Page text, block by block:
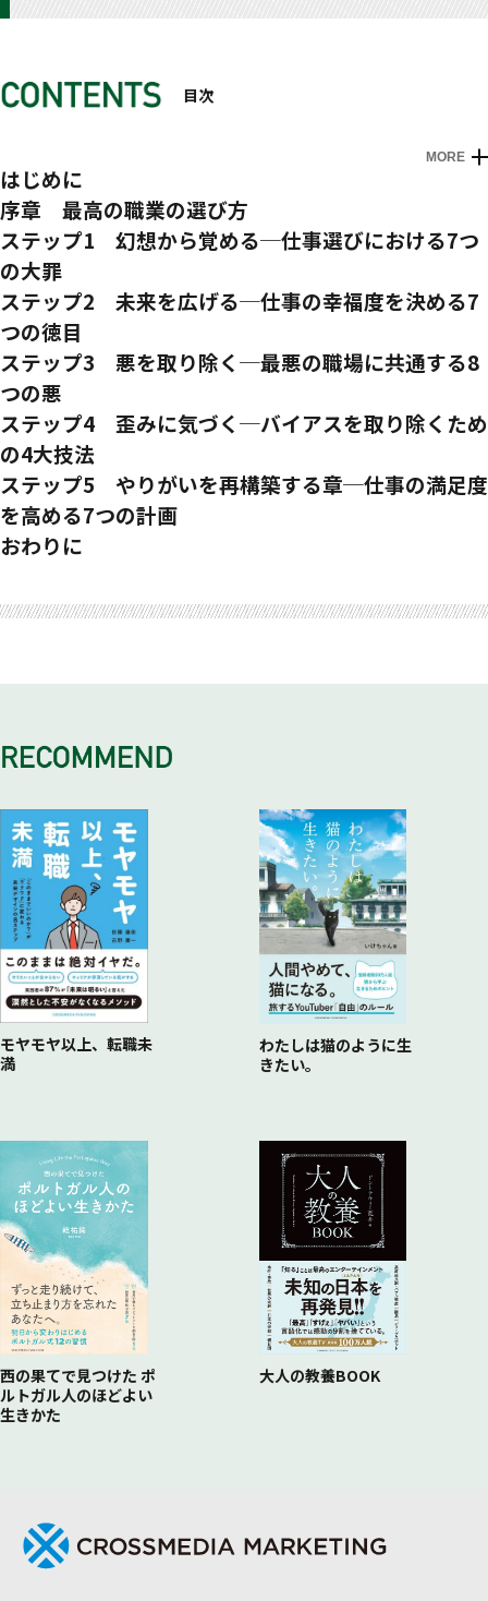
目次
MORE
はじめに
序章 最高の職業の選び方
なぜ私たちはキャリア選びに失敗するのか
キャリアの後悔は人生の後悔／就職・転職の失敗の7割が「視
野狭窄」／視野狭窄はどんな優秀な人間にも起きる／人間の脳
は職業選択に向いていない／正しい職業選択のための5ステッ
プ「AWAKE」
ステップ1 幻想から覚める─仕事選びにおける7つ
の大罪
仕事選びで陥りがちな「幻想」
スティーブ・ジョブズは本当に「好きを仕事に」していたか？
／仕事選びにおける7つの大罪
大罪 好きを仕事にする
好きを仕事にしても幸福度は上がらない／好きを仕事にすると
スキルも伸びない／仕事への情熱は自分が注いだリソースの量
に比例する／真の天職は「なんとなくやってたら楽しくなって
きた」から見つかる
大罪2給料の多さで選ぶ
お金で幸せはどこまで買えるか？／お金を稼ぐより6000%も
手軽に幸せになれることとは？／年収400〜500万からの幸福
かない
年後の仕事はこうなる！」はどこまで本当か?／私たちは自分
大罪4 仕事の楽さで選ぶ
楽な仕事は死亡率を2倍に高める／適度なストレスは仕事の満
大罪5 性格テストで選ぶ
エニアグラムの本質はタロット占いと同じ／30年にわたって批
判を浴び続けてきたMBTI／RIASECの予測力はほぼゼロ
大罪6 直感で選ぶ
直感が正しく働くために必要な3つの条件とは？／直感で考え
る人の人生は「自己正当化」に終わる
大罪７ 適性に合った仕事を求める
インターンシップも前職の経験も適性判断には役立たない／自
分の「強み」を生かせる仕事を選んでも仕方ない理由／人生を
本当に豊かにしてくれる仕事はどこにある？
ステップ2 未来を広げる─仕事の幸福度を決める7
つの徳目
すべては視野を広げることから始まる
ライト兄弟も「視野狭窄」の罠にハマった／仕事の幸福度を決
める「7つの徳目」
徳目1 自由
不自由な職場はタバコよりも体に悪い／「幸福になれる自由」
の種類は男女で異なる？
徳目2 達成
一流アスリートほど大事にするたった一つの習慣とは？／錯覚
適職探しに役立つ数少ない性格テストとは？／「攻撃型」に適
徳目5 多様
まで関わることができるか？
徳目6 仲間
職場に最高の友人がいれば仕事のモチベーションは700%上が
る／「自分に似た人がどれぐらいいるか？」をチェックせよ
徳目7 貢献
「もっとも満足度の高い仕事」のトップ5とは？／「ヘルパー
ズハイ」を目指せる仕事を選べ！
7つの徳目で未来の可能性をポジティブに広げる
イニシャルリストを拡大する
ステップ3 悪を取り除く─最悪の職場に共通する8
つの悪
幸福な仕事選びを妨げる要素とは？
ネガティブはポジティブより600%強い／「悪」に満ちた職場
は受動喫煙よりも体に悪い
特徴1 時間の乱れ
週3のシフトワークで体内時計が破壊される／通勤時間が長い
と太って離婚しやすくなる／週41時間以上の労働で脳卒中の
特徴2 職務の乱れ
ト・ランキング
マトリックス分析／〔レベル3〕ヒエラルキー分析
ステップ4 歪みに気づく─バイアスを取り除くため
の4大技法
バイアスとは人間の脳に巣食う「バグ」
意思決定の質を600%も高める〝プロトコル〟とは？／どんな
天才でも2割は間違えるクイズとは？／「愚かなるは他人ばか
り」問題
〔技法1〕10／10／10テスト─この選択をしたら10年後には
精度が30%高まる
〔技法3〕イリイスト転職ノート─カエサルをマネれば意思決
定の精度が上がる／適職の発見率を激しく高める「イリイスト
自分の寿命までわかる／現代では「強いつながり」こそが最高
の求職ツール／フィードバックの効果を高める3つのポイント
／一番だましやすい人間は、すなわち自分自身である
ステップ5 やりがいを再構築する章─仕事の満足度
を高める7つの計画
仕事の満足度を判断する方法
仕事を最高に変える行動計画
おわりに
モヤモヤ以上、転職未
満
わたしは猫のように生
きたい。
西の果てで見つけた ポ
ルトガル人のほどよい
生きかた
大人の教養BOOK